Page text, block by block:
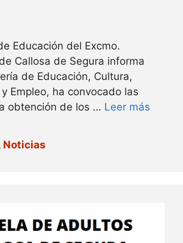
Educación del Excmo.
Callosa de Segura informa
de Educación, Cultura,
Empleo, ha convocado las
obtención de los … Leer más
Noticias